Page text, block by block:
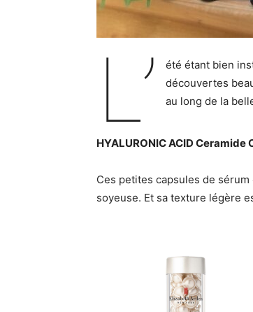
L’
été étant bien
découvertes
au long de la
HYALURONIC ACID
Ces petites capsules de
soyeuse. Et sa texture légère